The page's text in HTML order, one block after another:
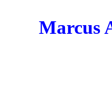
Marcus